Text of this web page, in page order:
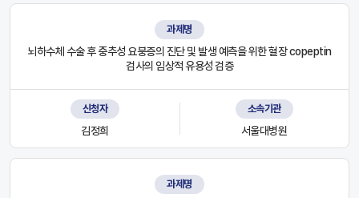
과제명
뇌하수체 수술 후 중추성 요붕증의 진단 및 발생 예측을 위한 혈장 copeptin
검사의 임상적 유용성 검증
신청자
김정희
소속기관
서울대병원
과제명